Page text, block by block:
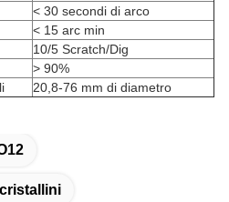
< 30 secondi di arco
< 15 arc min
10/5 Scratch/Dig
> 90%
20,8-76 mm di diametro